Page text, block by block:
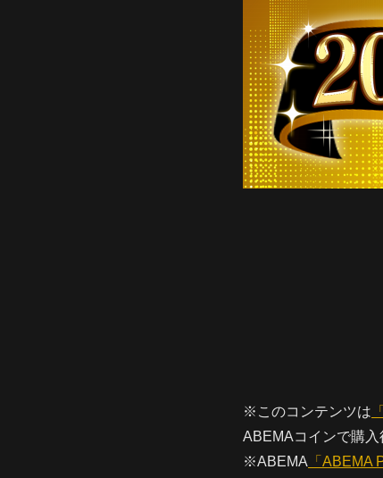
※このコンテンツは
ABEMAコインで購入
※ABEMA 「ABEMA